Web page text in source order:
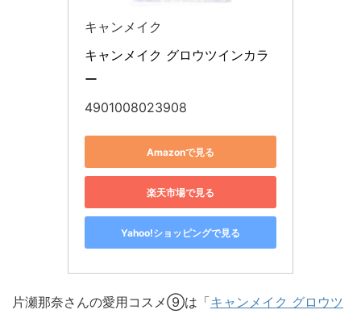
キャンメイク
キャンメイク グロウツインカラ
ー
4901008023908
Amazonで見る
楽天市場で見る
Yahoo!ショッピングで見る
片瀬那奈さんの愛用コスメ⑨は「キャンメイク グロウツ